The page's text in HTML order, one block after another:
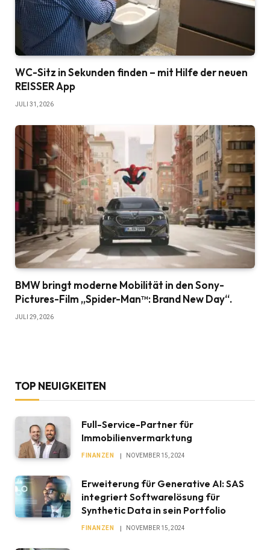
WC-Sitz in Sekunden finden – mit Hilfe der neuen
REISSER App
JULI 31, 2026
BMW bringt moderne Mobilität in den Sony-
Pictures-Film „Spider-Man™: Brand New Day“.
JULI 29, 2026
TOP NEUIGKEITEN
Full-Service-Partner für
Immobilienvermarktung
FINANZEN NOVEMBER 15, 2024
Erweiterung für Generative AI: SAS
integriert Softwarelösung für
Synthetic Data in sein Portfolio
FINANZEN NOVEMBER 15, 2024